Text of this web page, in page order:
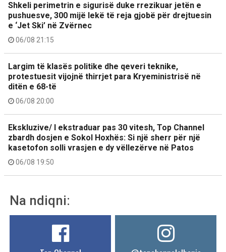
Shkeli perimetrin e sigurisë duke rrezikuar jetën e
pushuesve, 300 mijë lekë të reja gjobë për drejtuesin
e ‘Jet Ski’ në Zvërnec
06/08 21:15
Largim të klasës politike dhe qeveri teknike,
protestuesit vijojnë thirrjet para Kryeministrisë në
ditën e 68-të
06/08 20:00
Ekskluzive/ I ekstraduar pas 30 vitesh, Top Channel
zbardh dosjen e Sokol Hoxhës: Si një sherr për një
kasetofon solli vrasjen e dy vëllezërve në Patos
06/08 19:50
Na ndiqni: